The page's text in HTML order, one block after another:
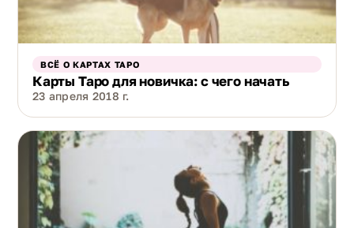
ВСЁ О КАРТАХ ТАРО
Карты Таро для новичка: с чего начать
23 апреля 2018 г.